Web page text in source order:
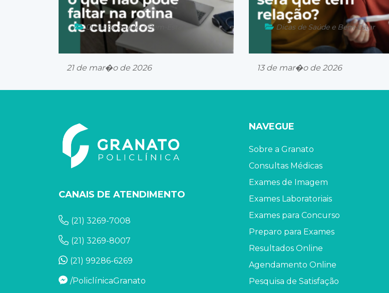
21 de mar�o de 2026
Dicas de Saúde e Bem-Estar
13 de mar�o de 2026
Dicas de Saúde e Bem-Estar
CANAIS DE ATENDIMENTO
(21) 3269-7008
(21) 3269-8007
(21) 99286-6269
/PoliclínicaGranato
NAVEGUE
Sobre a Granato
Consultas Médicas
Exames de Imagem
Exames Laboratoriais
Exames para Concurso
Preparo para Exames
Resultados Online
Agendamento Online
Pesquisa de Satisfação